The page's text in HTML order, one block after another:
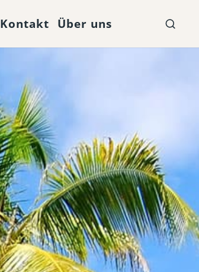
Kontakt Über uns